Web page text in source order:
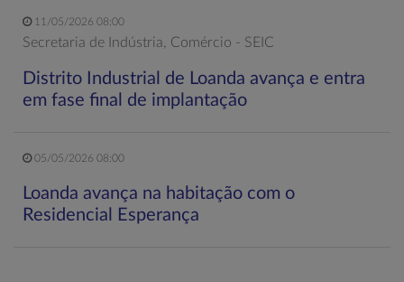
11/05/2026 08:00
Secretaria de Indústria, Comércio - SEIC
Distrito Industrial de Loanda avança e entra
em fase final de implantação
05/05/2026 08:00
Loanda avança na habitação com o
Residencial Esperança